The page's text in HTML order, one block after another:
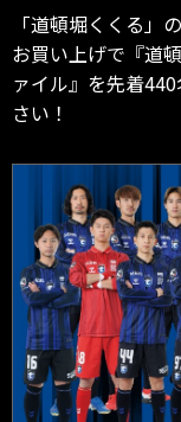
「道頓堀くくる」
お買い上げで『道
ァイル』を先着
さい！